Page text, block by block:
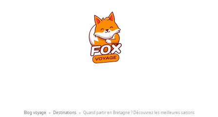
Blog voyage » Destinations » Quand partir en Bretagne ? Découvrez les meilleures saisons